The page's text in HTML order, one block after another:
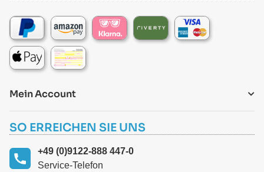
Mein Account
SO ERREICHEN SIE UNS
+49 (0)9122-888 447-0
Service-Telefon